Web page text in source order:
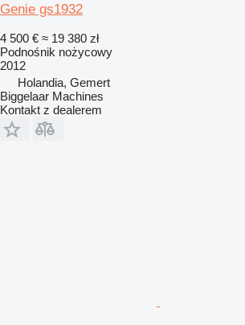
Genie gs1932
4 500 € ≈ 19 380 zł
Podnośnik nożycowy
2012
Holandia, Gemert
Biggelaar Machines
Kontakt z dealerem